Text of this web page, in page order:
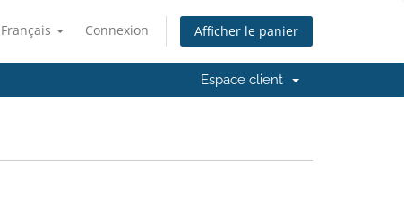
Français Connexion Afficher le panier
Espace client